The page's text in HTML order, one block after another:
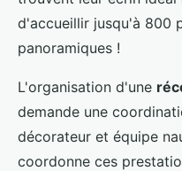
d'accueillir jusqu'à 800
panoramiques !
L'organisation d'une
demande une
décorateur et équipe
coordonne ces